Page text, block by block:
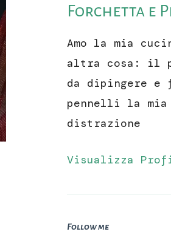
Forchetta e
Amo la mia
altra cosa: il
da dipingere e
pennelli la
distrazione
Visualizza
Follow me